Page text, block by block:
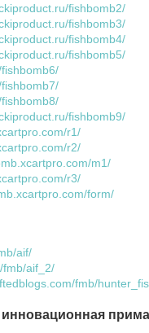
fishbomb2/
fishbomb3/
fishbomb4/
fishbomb5/
fishbomb9/
r1/
r2/
m1/
r3/
form/
aif/
fmb/aif_2/
fmb/